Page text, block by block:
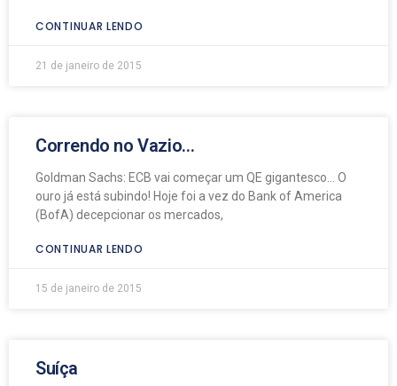
CONTINUAR LENDO
21 de janeiro de 2015
Correndo no Vazio…
Goldman Sachs: ECB vai começar um QE gigantesco… O
ouro já está subindo! Hoje foi a vez do Bank of America
(BofA) decepcionar os mercados,
CONTINUAR LENDO
15 de janeiro de 2015
Suíça